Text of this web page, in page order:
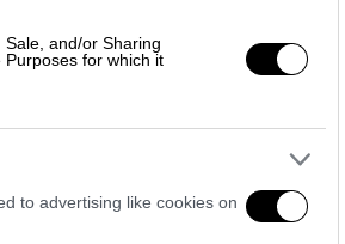
and/or Sharing
for which it
to advertising like cookies on